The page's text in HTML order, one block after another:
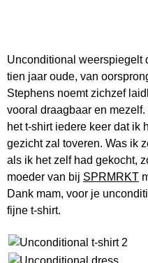
Unconditional weerspiegelt
tien jaar oude, van
Stephens noemt zichzef
vooral draagbaar en
het t-shirt iedere keer dat ik
gezicht zal toveren. Was ik
als ik het zelf had gekocht,
moeder van bij SPRMRKT
Dank mam, voor je
fijne t-shirt.